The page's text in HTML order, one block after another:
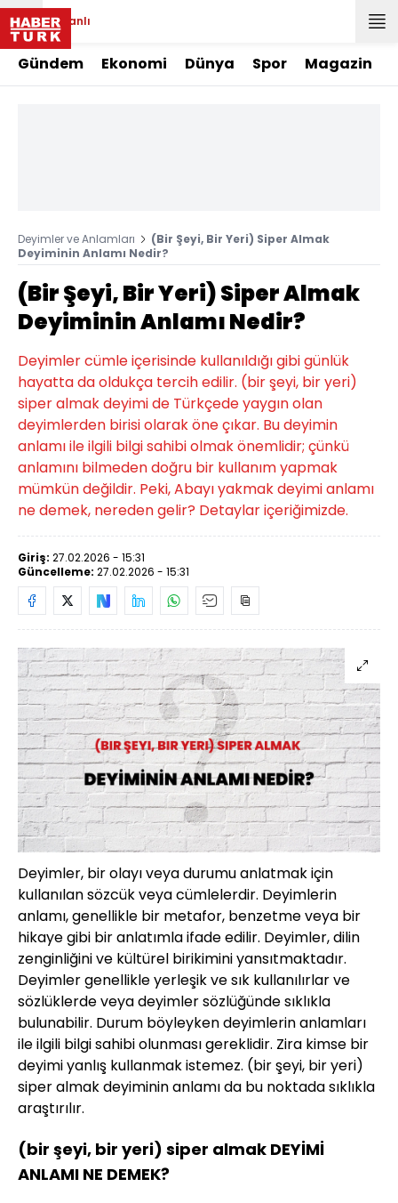
Canlı
Gündem Ekonomi Dünya Spor Magazin
Deyimler ve Anlamları
(Bir Şeyi, Bir Yeri) Siper Almak
Deyiminin Anlamı Nedir?
(Bir Şeyi, Bir Yeri) Siper Almak
Deyiminin Anlamı Nedir?
Deyimler cümle içerisinde kullanıldığı gibi günlük
hayatta da oldukça tercih edilir. (bir şeyi, bir yeri)
siper almak deyimi de Türkçede yaygın olan
deyimlerden birisi olarak öne çıkar. Bu deyimin
anlamı ile ilgili bilgi sahibi olmak önemlidir; çünkü
anlamını bilmeden doğru bir kullanım yapmak
mümkün değildir. Peki, Abayı yakmak deyimi anlamı
ne demek, nereden gelir? Detaylar içeriğimizde.
Giriş: 27.02.2026 - 15:31
Güncelleme: 27.02.2026 - 15:31
Deyimler, bir olayı veya durumu anlatmak için
kullanılan sözcük veya cümlelerdir. Deyimlerin
anlamı, genellikle bir metafor, benzetme veya bir
hikaye gibi bir anlatımla ifade edilir. Deyimler, dilin
zenginliğini ve kültürel birikimini yansıtmaktadır.
Deyimler genellikle yerleşik ve sık kullanılırlar ve
sözlüklerde veya deyimler sözlüğünde sıklıkla
bulunabilir. Durum böyleyken deyimlerin anlamları
ile ilgili bilgi sahibi olunması gereklidir. Zira kimse bir
deyimi yanlış kullanmak istemez. (bir şeyi, bir yeri)
siper almak deyiminin anlamı da bu noktada sıklıkla
araştırılır.
(bir şeyi, bir yeri) siper almak DEYİMİ
ANLAMI NE DEMEK?